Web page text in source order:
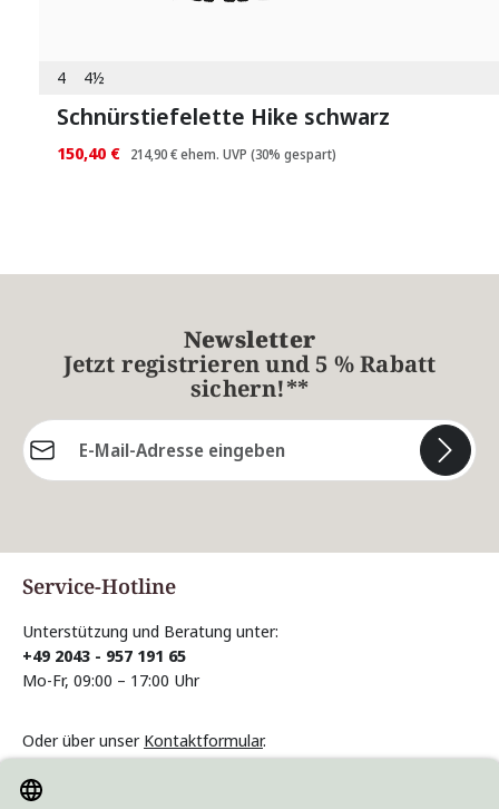
4 4½
Schnürstiefelette Hike schwarz
150,40 € 214,90 €ehem. UVP (30% gespart)
Newsletter
Jetzt registrieren und 5 % Rabatt
sichern!**
E-Mail-Adresse*
Service-Hotline
Unterstützung und Beratung unter:
+49 2043 - 957 191 65
Mo-Fr, 09:00 – 17:00 Uhr
Oder über unser Kontaktformular.